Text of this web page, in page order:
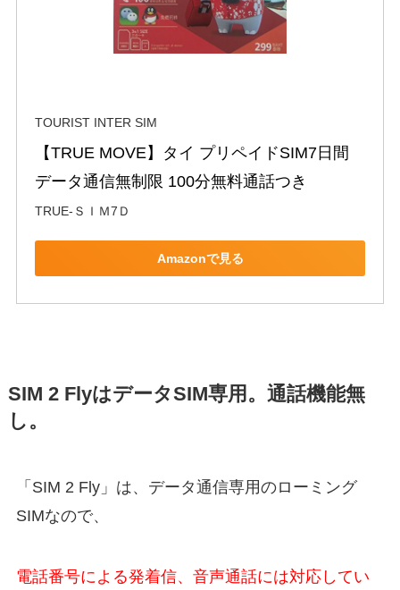
TOURIST INTER SIM
【TRUE MOVE】タイ プリペイドSIM7日間
データ通信無制限 100分無料通話つき
TRUE-ＳＩＭ7Ｄ
Amazonで見る
SIM 2 FlyはデータSIM専用。通話機能無
し。
「SIM 2 Fly」は、データ通信専用のローミング
SIMなので、
電話番号による発着信、音声通話には対応してい